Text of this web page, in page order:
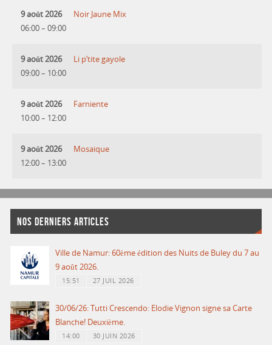
9 août 2026
06:00– 09:00
Noir Jaune Mix
9 août 2026
09:00– 10:00
Li p’tite gayole
9 août 2026
10:00– 12:00
Farniente
9 août 2026
12:00– 13:00
Mosaique
NOS DERNIERS ARTICLES
Ville de Namur: 60ème édition des Nuits de Buley du 7 au
9 août 2026.
15:51 27 JUIL 2026
30/06/26: Tutti Crescendo: Elodie Vignon signe sa Carte
Blanche! Deuxième.
14:00 30 JUIN 2026